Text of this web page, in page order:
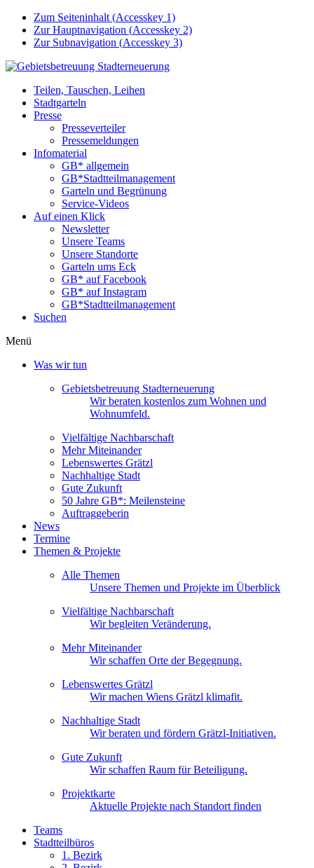
Zum Seiteninhalt (Accesskey 1)
Zur Hauptnavigation (Accesskey 2)
Zur Subnavigation (Accesskey 3)
Teilen, Tauschen, Leihen
Stadtgarteln
Presse
Presseverteiler
Pressemeldungen
Infomaterial
GB* allgemein
GB*Stadtteilmanagement
Garteln und Begrünung
Service-Videos
Auf einen Klick
Newsletter
Unsere Teams
Unsere Standorte
Garteln ums Eck
GB* auf Facebook
GB* auf Instagram
GB*Stadtteilmanagement
Suchen
Menü
Was wir tun
Gebietsbetreuung Stadterneuerung
Wir beraten kostenlos zum Wohnen und
Wohnumfeld.
Vielfältige Nachbarschaft
Mehr Miteinander
Lebenswertes Grätzl
Nachhaltige Stadt
Gute Zukunft
50 Jahre GB*: Meilensteine
Auftraggeberin
News
Termine
Themen & Projekte
Alle Themen
Unsere Themen und Projekte im Überblick
Vielfältige Nachbarschaft
Wir begleiten Veränderung.
Mehr Miteinander
Wir schaffen Orte der Begegnung.
Lebenswertes Grätzl
Wir machen Wiens Grätzl klimafit.
Nachhaltige Stadt
Wir beraten und fördern Grätzl-Initiativen.
Gute Zukunft
Wir schaffen Raum für Beteiligung.
Projektkarte
Aktuelle Projekte nach Standort finden
Teams
Stadtteilbüros
1. Bezirk